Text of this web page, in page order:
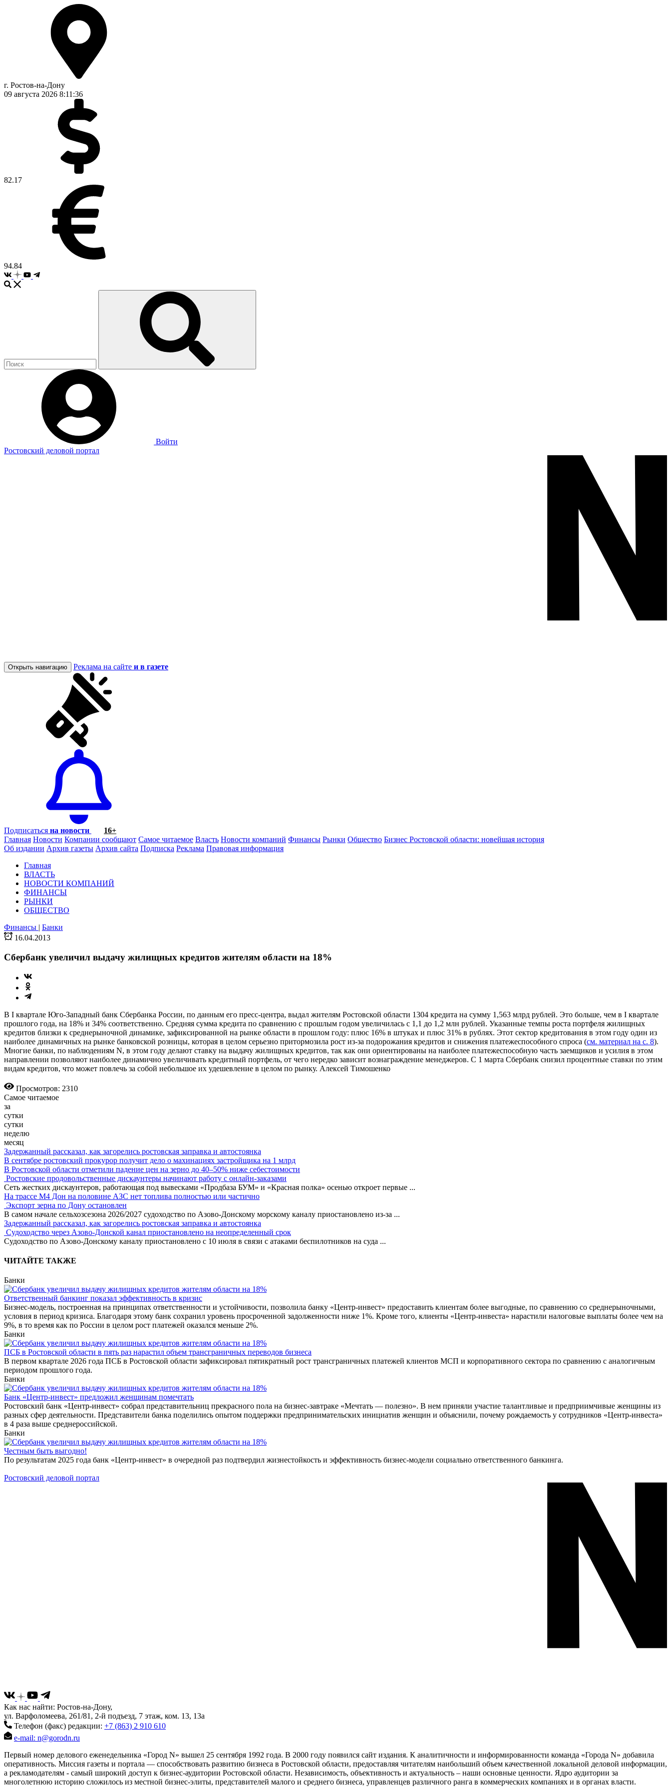
г. Ростов-на-Дону
09 августа 2026 8:11:37
82.17
94.84
Войти
Ростовский деловой портал
Открыть навигацию Реклама на сайте и в газете
Подписаться на новости
16+
Главная Новости Компании сообщают Самое читаемое Власть Новости компаний Финансы Рынки Общество Бизнес Ростовской области: новейшая история
Об издании Архив газеты Архив сайта Подписка Реклама Правовая информация
Главная
ВЛАСТЬ
НОВОСТИ КОМПАНИЙ
ФИНАНСЫ
РЫНКИ
ОБЩЕСТВО
Финансы | Банки
16.04.2013
Сбербанк увеличил выдачу жилищных кредитов жителям области на 18%
В I квартале Юго-Западный банк Сбербанка России, по данным его пресс-центра, выдал жителям Ростовской области 1304 кредита на сумму 1,563 млрд рублей. Это больше, чем в I квартале
прошлого года, на 18% и 34% соответственно. Средняя сумма кредита по сравнению с прошлым годом увеличилась с 1,1 до 1,2 млн рублей. Указанные темпы роста портфеля жилищных
кредитов близки к среднерыночной динамике, зафиксированной на рынке области в прошлом году: плюс 16% в штуках и плюс 31% в рублях. Этот сектор кредитования в этом году один из
наиболее динамичных на рынке банковской розницы, которая в целом серьезно притормозила рост из-за подорожания кредитов и снижения платежеспособного спроса (см. материал на с. 8).
Многие банки, по наблюдениям N, в этом году делают ставку на выдачу жилищных кредитов, так как они ориентированы на наиболее платежеспособную часть заемщиков и усилия в этом
направлении позволяют наиболее динамично увеличивать кредитный портфель, от чего нередко зависит вознаграждение менеджеров. С 1 марта Сбербанк снизил процентные ставки по этим
видам кредитов, что может повлечь за собой небольшое их удешевление в целом по рынку. Алексей Тимошенко
Просмотров: 2310
Самое читаемое
за
сутки
сутки
неделю
месяц
Задержанный рассказал, как загорелись ростовская заправка и автостоянка
В сентябре ростовский прокурор получит дело о махинациях застройщика на 1 млрд
В Ростовской области отметили падение цен на зерно до 40–50% ниже себестоимости
Ростовские продовольственные дискаунтеры начинают работу с онлайн-заказами
Сеть жестких дискаунтеров, работающая под вывесками «Продбаза БУМ» и «Красная полка» осенью откроет первые ...
На трассе М4 Дон на половине АЗС нет топлива полностью или частично
Экспорт зерна по Дону остановлен
В самом начале сельхозсезона 2026/2027 судоходство по Азово-Донскому морскому каналу приостановлено из-за ...
Задержанный рассказал, как загорелись ростовская заправка и автостоянка
Судоходство через Азово-Донской канал приостановлено на неопределенный срок
Судоходство по Азово-Донскому каналу приостановлено с 10 июля в связи с атаками беспилотников на суда ...
ЧИТАЙТЕ ТАКЖЕ
Банки
Ответственный банкинг показал эффективность в кризис
Бизнес-модель, построенная на принципах ответственности и устойчивости, позволила банку «Центр-инвест» предоставить клиентам более выгодные, по сравнению со среднерыночными,
условия в период кризиса. Благодаря этому банк сохранил уровень просроченной задолженности ниже 1%. Кроме того, клиенты «Центр-инвеста» нарастили налоговые выплаты более чем на
9%, в то время как по России в целом рост платежей оказался меньше 2%.
Банки
ПСБ в Ростовской области в пять раз нарастил объем трансграничных переводов бизнеса
В первом квартале 2026 года ПСБ в Ростовской области зафиксировал пятикратный рост трансграничных платежей клиентов МСП и корпоративного сектора по сравнению с аналогичным
периодом прошлого года.
Банки
Банк «Центр-инвест» предложил женщинам помечтать
Ростовский банк «Центр-инвест» собрал представительниц прекрасного пола на бизнес-завтраке «Мечтать — полезно». В нем приняли участие талантливые и предприимчивые женщины из
разных сфер деятельности. Представители банка поделились опытом поддержки предпринимательских инициатив женщин и объяснили, почему рождаемость у сотрудников «Центр-инвеста»
в 4 раза выше среднероссийской.
Банки
Честным быть выгодно!
По результатам 2025 года банк «Центр-инвест» в очередной раз подтвердил жизнестойкость и эффективность бизнес-модели социально ответственного банкинга.
Ростовский деловой портал
Как нас найти: Ростов-на-Дону,
ул. Варфоломеева, 261/81, 2-й подъезд, 7 этаж, ком. 13, 13а
Телефон (факс) редакции: +7 (863) 2 910 610
e-mail: n@gorodn.ru
Первый номер делового еженедельника «Город N» вышел 25 сентября 1992 года. В 2000 году появился сайт издания. К аналитичности и информированности команда «Города N» добавила
оперативность. Миссия газеты и портала — способствовать развитию бизнеса в Ростовской области, предоставляя читателям наибольший объем качественной локальной деловой информации,
а рекламодателям - самый широкий доступ к бизнес-аудитории Ростовской области. Независимость, объективность и актуальность – наши основные ценности. Ядро аудитории за
многолетнюю историю сложилось из местной бизнес-элиты, представителей малого и среднего бизнеса, управленцев различного ранга в коммерческих компаниях и в органах власти.